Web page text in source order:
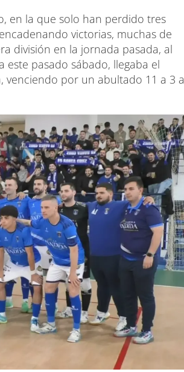
en la que solo han perdido tres
victorias, muchas de
división en la jornada pasada, al
este pasado sábado, llegaba el
por un abultado 11 a 3 a